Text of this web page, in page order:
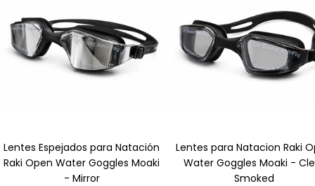
Lentes Espejados para Natación
Raki Open Water Goggles Moaki
- Mirror
Lentes para Natacion Raki
Water Goggles Moaki -
Smoked